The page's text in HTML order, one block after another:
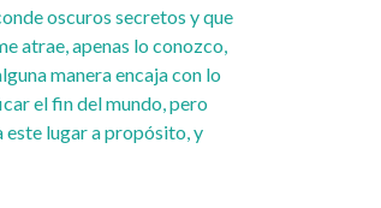
oscuros secretos y que
atrae, apenas lo conozco,
manera encaja con lo
el fin del mundo, pero
este lugar a propósito, y